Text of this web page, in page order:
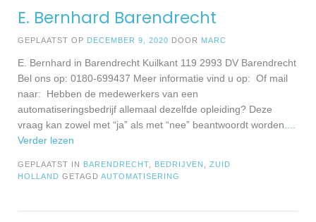
E. Bernhard Barendrecht
GEPLAATST OP DECEMBER 9, 2020 DOOR MARC
E. Bernhard in Barendrecht Kuilkant 119 2993 DV Barendrecht
Bel ons op: 0180-699437 Meer informatie vind u op: Of mail
naar: Hebben de medewerkers van een
automatiseringsbedrijf allemaal dezelfde opleiding? Deze
vraag kan zowel met “ja” als met “nee” beantwoordt worden....
Verder lezen
GEPLAATST IN BARENDRECHT, BEDRIJVEN , ZUID
HOLLAND GETAGD AUTOMATISERING